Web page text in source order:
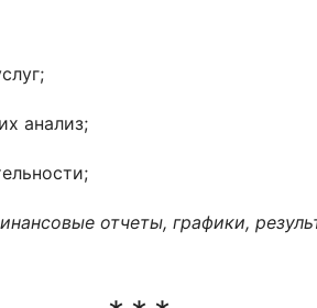
анализ;
отчеты, графики,